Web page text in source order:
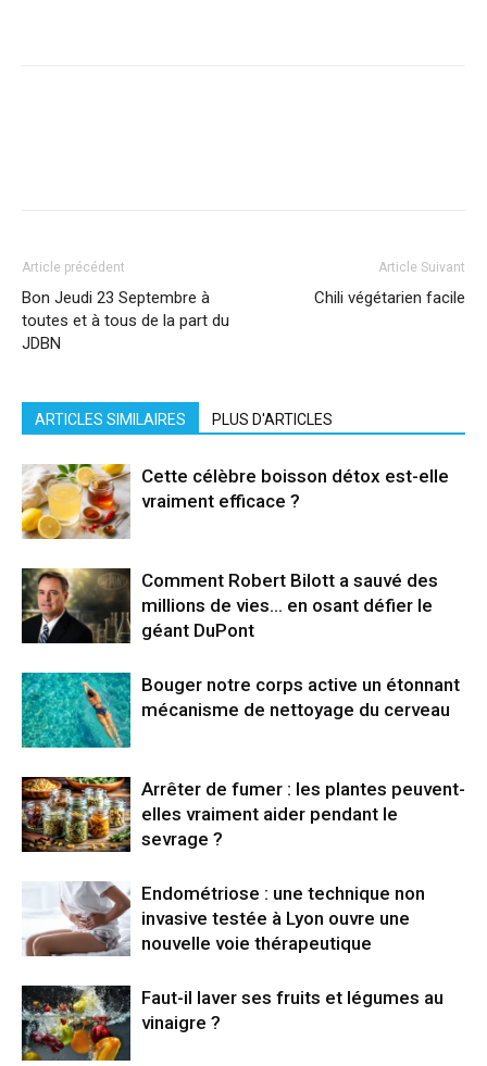
Article précédent
Bon Jeudi 23 Septembre à
toutes et à tous de la part du
JDBN
Article Suivant
Chili végétarien facile
ARTICLES SIMILAIRES PLUS D'ARTICLES
Cette célèbre boisson détox est-elle
vraiment efficace ?
Comment Robert Bilott a sauvé des
millions de vies… en osant défier le
géant DuPont
Bouger notre corps active un étonnant
mécanisme de nettoyage du cerveau
Arrêter de fumer : les plantes peuvent-
elles vraiment aider pendant le
sevrage ?
Endométriose : une technique non
invasive testée à Lyon ouvre une
nouvelle voie thérapeutique
Faut-il laver ses fruits et légumes au
vinaigre ?